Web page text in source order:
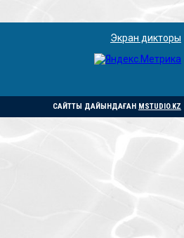
Экран дикторы
САЙТТЫ ДАЙЫНДАҒАН MSTUDIO.KZ